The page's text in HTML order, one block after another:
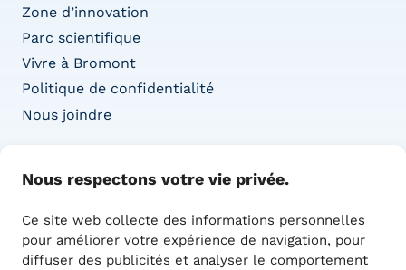
Nous respectons votre vie privée.
Ce site web collecte des informations personnelles
pour améliorer votre expérience de navigation, pour
diffuser des publicités et analyser le comportement
Zone d’innovation
Parc scientifique
Vivre à Bromont
Politique de confidentialité
Nous joindre
1415 Boul. de l’Innovation,
Bureau 100